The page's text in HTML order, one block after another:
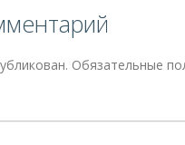
Обязательные